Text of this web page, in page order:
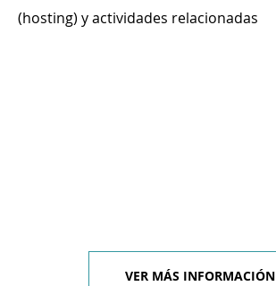
(hosting) y actividades relacionadas
VER MÁS INFORMACIÓN